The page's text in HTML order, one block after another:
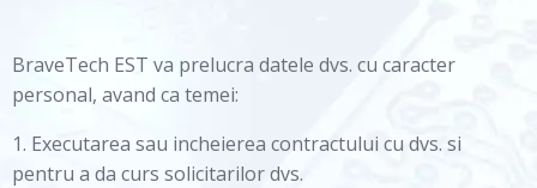
BraveTech EST va prelucra datele dvs. cu caracter
personal, avand ca temei:
1. Executarea sau incheierea contractului cu dvs. si
pentru a da curs solicitarilor dvs.